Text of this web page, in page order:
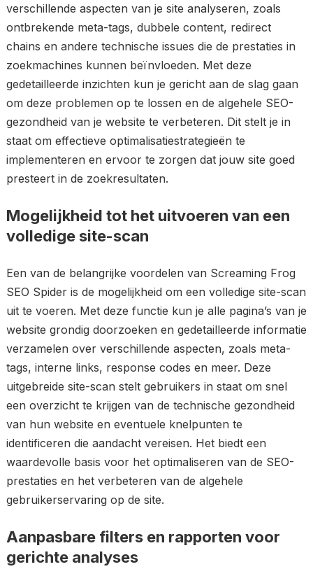
verschillende aspecten van je site analyseren, zoals
ontbrekende meta-tags, dubbele content, redirect
chains en andere technische issues die de prestaties in
zoekmachines kunnen beïnvloeden. Met deze
gedetailleerde inzichten kun je gericht aan de slag gaan
om deze problemen op te lossen en de algehele SEO-
gezondheid van je website te verbeteren. Dit stelt je in
staat om effectieve optimalisatiestrategieën te
implementeren en ervoor te zorgen dat jouw site goed
presteert in de zoekresultaten.
Mogelijkheid tot het uitvoeren van een
volledige site-scan
Een van de belangrijke voordelen van Screaming Frog
SEO Spider is de mogelijkheid om een volledige site-scan
uit te voeren. Met deze functie kun je alle pagina’s van je
website grondig doorzoeken en gedetailleerde informatie
verzamelen over verschillende aspecten, zoals meta-
tags, interne links, response codes en meer. Deze
uitgebreide site-scan stelt gebruikers in staat om snel
een overzicht te krijgen van de technische gezondheid
van hun website en eventuele knelpunten te
identificeren die aandacht vereisen. Het biedt een
waardevolle basis voor het optimaliseren van de SEO-
prestaties en het verbeteren van de algehele
gebruikerservaring op de site.
Aanpasbare filters en rapporten voor
gerichte analyses